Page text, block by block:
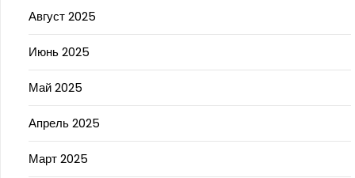
Август 2025
Июнь 2025
Май 2025
Апрель 2025
Март 2025